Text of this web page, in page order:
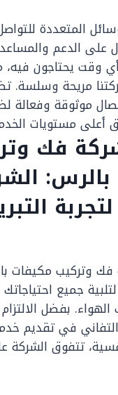
المتعددة
على الدعم
يحتاجون فيه،
مريحة وسلسة.
موثوقة وفعالة
أعلى مستويات
فك
فك وتركيب مكيفات
جميع
الهواء. بفضل
في تقديم
تتفوق